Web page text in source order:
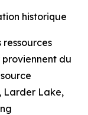
historique
ressources
du
Larder Lake,